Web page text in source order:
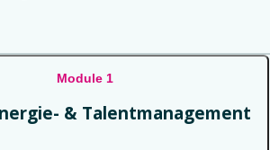
Module 1
& Talentmanagement